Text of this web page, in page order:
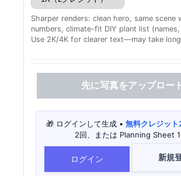
Sharper renders: clean hero, same scene
numbers, climate-fit DIY plant list
Use 2K/4K for clearer text—may take
先に写真をアップロー
🎁 ログインして生成 • 無料クレジット
2回、または Planning Sheet
ログイン 新規